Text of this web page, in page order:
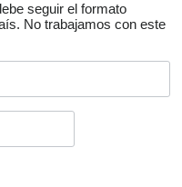
seguir el formato
No trabajamos con este